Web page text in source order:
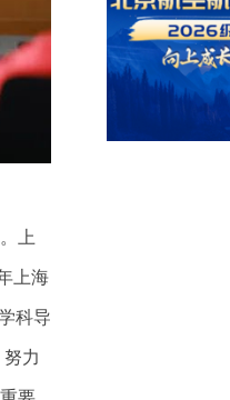
上
上海
科导
力